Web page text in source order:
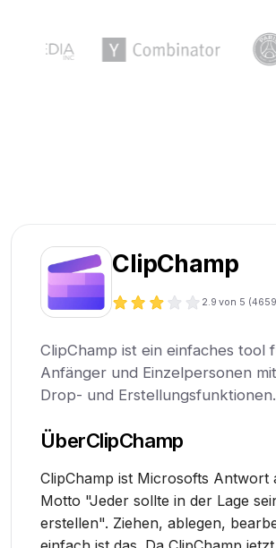
ClipChamp
2.9 von 5 (4659
ClipChamp ist ein einfaches tool
Anfänger und Einzelpersonen
Drop- und Erstellungsfunktionen.
ÜberClipChamp
ClipChamp ist Microsofts Antwort
Motto "Jeder sollte in der Lage
erstellen". Ziehen, ablegen,